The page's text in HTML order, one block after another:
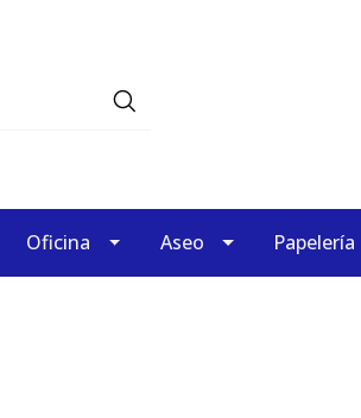
Oficina Aseo Papelería